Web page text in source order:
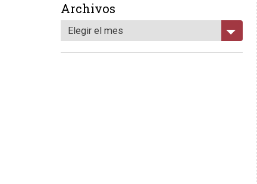
Archivos
Elegir el mes